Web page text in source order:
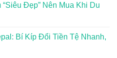
Đẹp” Nên Mua Khi Du
Bí Kíp Đổi Tiền Tệ Nhanh,